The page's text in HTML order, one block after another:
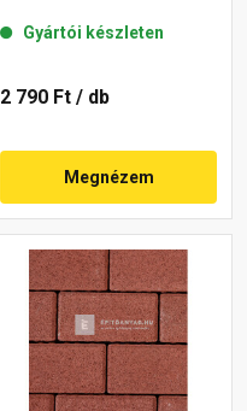
Gyártói készleten
2 790 Ft / db
Megnézem